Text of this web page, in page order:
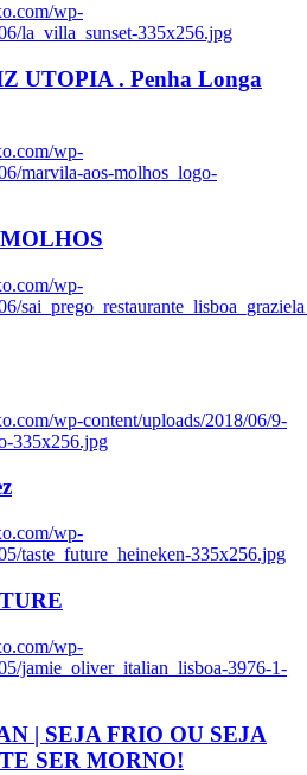
wp-
la_villa_sunset-335x256.jpg
UTOPIA . Penha Longa
wp-
marvila-aos-molhos_logo-
wp-
wp-content/uploads/2018/06/9-
335x256.jpg
wp-
taste_future_heineken-335x256.jpg
wp-
jamie_oliver_italian_lisboa-3976-1-
| SEJA FRIO OU SEJA
SER MORNO!